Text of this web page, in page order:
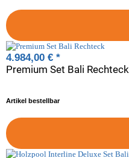
Premium Set Bali Rechteck
4.984,00 € *
Artikel bestellbar